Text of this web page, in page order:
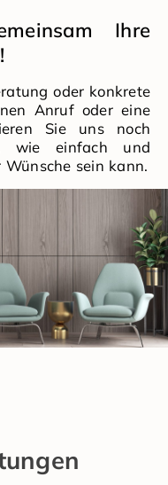
Ihre
oder konkrete
Anruf oder eine
Sie uns noch
wie einfach und
sein kann.